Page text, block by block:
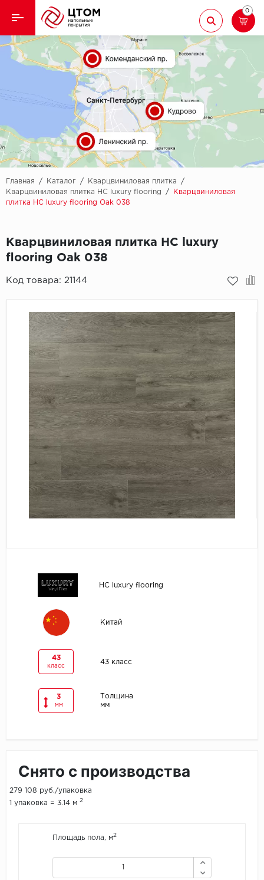
Назад
Кварцвиниловая плитка
Назад
Aberhof
Adelar
Alfa
AllureFloor
Bonkeel
Classen
CorkArt Vinyl
CronaFloor
Damy Floor
Decoria
Dolce Flooring
ECO Parquet
Jinan PDM
Ламинат
Ковролин
Линолеум
Паркет
Паркетная доска
Подложка
Пробковое покрытие
0
Главная / Каталог / Кварцвиниловая плитка
/
Кварцвиниловая плитка HC luxury flooring
/
Кварцвиниловая
плитка HC luxury flooring Oak 038
Кварцвиниловая плитка HC luxury
flooring Oak 038
Код товара: 21144
HC luxury flooring
Китай
43
класс
43 класс
3
мм
Толщина
мм
Снято с производства
279 108 руб./упаковка
1 упаковка = 3.14 м 2
Площадь пола, м2